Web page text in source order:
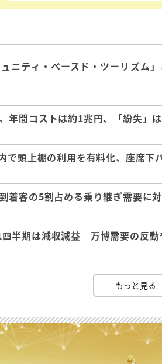
ニティ・ベースド・ツーリズ
年間コストは約1兆円、「紛失
で頭上棚の利用を有料化、座席下
着客の5割占める乗り継ぎ需要に
半期は減収減益 万博需要の反動
もっと見る